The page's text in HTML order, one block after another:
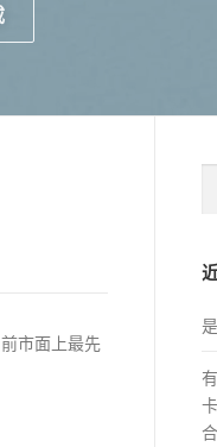
市面上最先